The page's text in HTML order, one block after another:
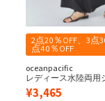
2点20％OFF、3点
点40％OFF
oceanpacific
レディース水陸両用
ツ
¥3,465